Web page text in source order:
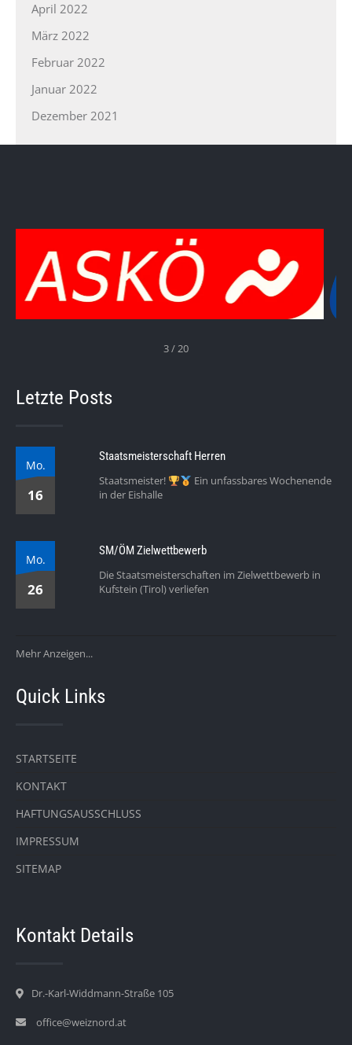
April 2022
März 2022
Februar 2022
Januar 2022
Dezember 2021
3 / 20
Letzte Posts
Mo.
16
Staatsmeisterschaft Herren
Staatsmeister!
Ein unfassbares Wochenende
in der Eishalle
Mo.
26
SM/ÖM Zielwettbewerb
Die Staatsmeisterschaften im Zielwettbewerb in
Kufstein (Tirol) verliefen
Mehr Anzeigen...
Quick Links
STARTSEITE
KONTAKT
HAFTUNGSAUSSCHLUSS
IMPRESSUM
SITEMAP
Kontakt Details
Dr.-Karl-Widdmann-Straße 105
office@weiznord.at